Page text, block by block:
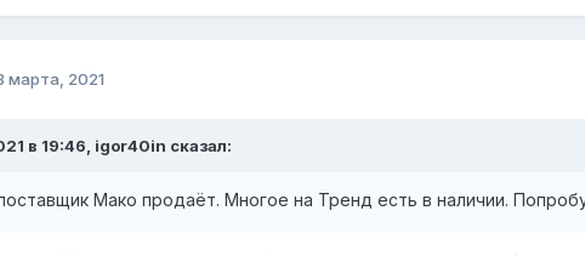
марта, 2021
в 19:46, igor40in сказал:
Мако продаёт. Многое на Тренд есть в наличии.